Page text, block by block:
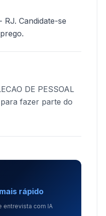
RJ. Candidate-se
DE PESSOAL
fazer parte do
mais rápido
entrevista com IA